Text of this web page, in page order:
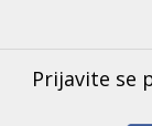
Prijavite se